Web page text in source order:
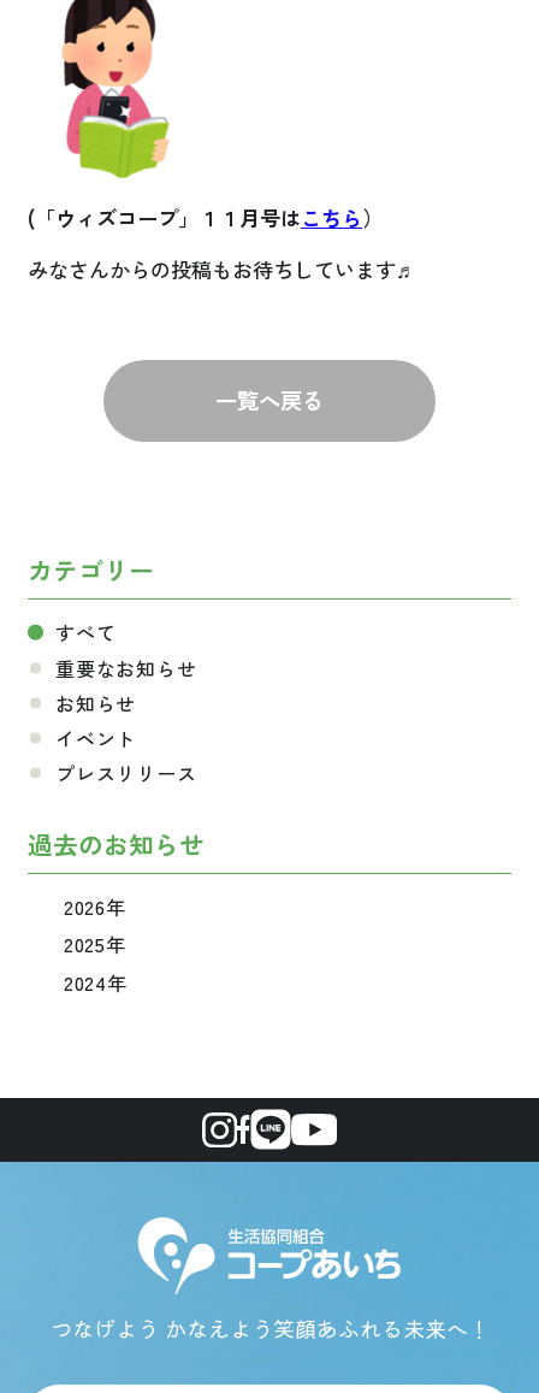
カテゴリー
すべて
重要なお知らせ
お知らせ
イベント
プレスリリース
過去のお知らせ
2026年
2025年
2024年
(「ウィズコープ」１１ 月号はこちら）
みなさんからの投稿もお待ちしています♬
一覧へ戻る
つなげよう かなえよう笑顔あふれる未来へ！